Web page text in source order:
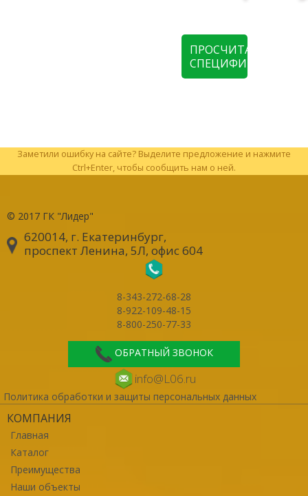
ПРОСЧИТАТЬ
СПЕЦИФИКАЦИЮ
Заметили ошибку на сайте? Выделите предложение и нажмите
Ctrl+Enter, чтобы сообщить нам о ней.
© 2017 ГК "Лидер"
620014, г. Екатеринбург,
проспект Ленина, 5Л, офис 604
8-343-272-68-28
8-922-109-48-15
8-800-250-77-33
ОБРАТНЫЙ ЗВОНОК
info@L06.ru
Политика обработки и защиты персональных данных
КОМПАНИЯ
Главная
Каталог
Преимущества
Наши объекты